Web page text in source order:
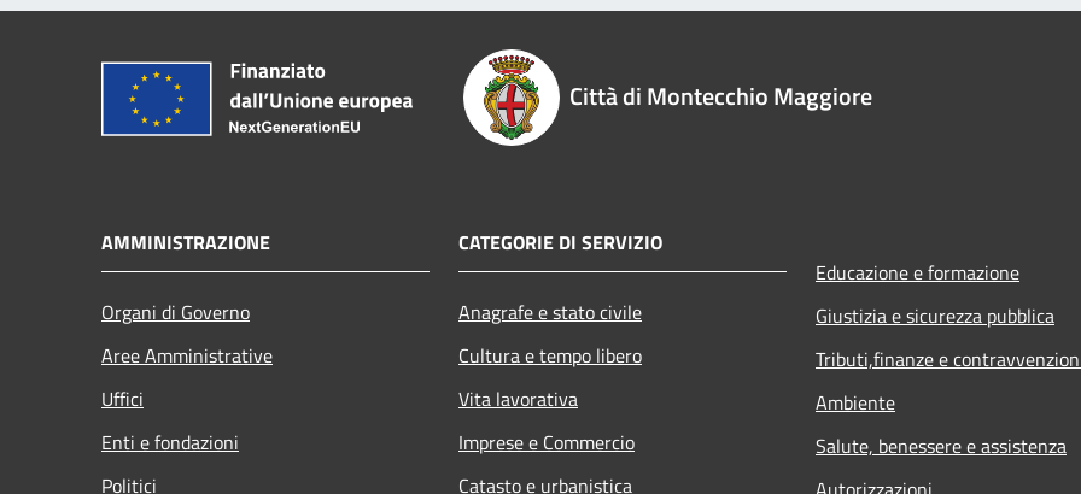
Città di Montecchio Maggiore
AMMINISTRAZIONE
Organi di Governo
Aree Amministrative
Uffici
Enti e fondazioni
Politici
CATEGORIE DI SERVIZIO
Anagrafe e stato civile
Cultura e tempo libero
Vita lavorativa
Imprese e Commercio
Catasto e urbanistica
Educazione e formazione
Giustizia e sicurezza pubblica
Tributi,finanze e
Ambiente
Salute, benessere e assistenza